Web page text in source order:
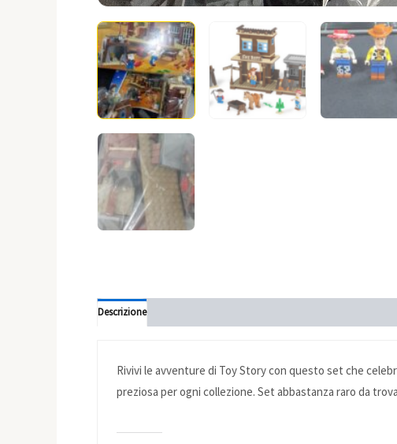
Descrizione
Rivivi le avventure di Toy Story con questo set che
preziosa per ogni collezione. Set abbastanza raro da